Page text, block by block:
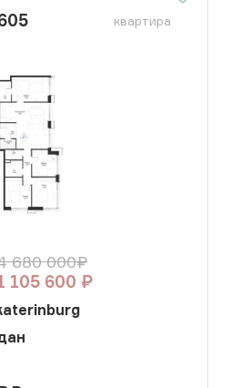
квартира
680 000₽
105 600 ₽